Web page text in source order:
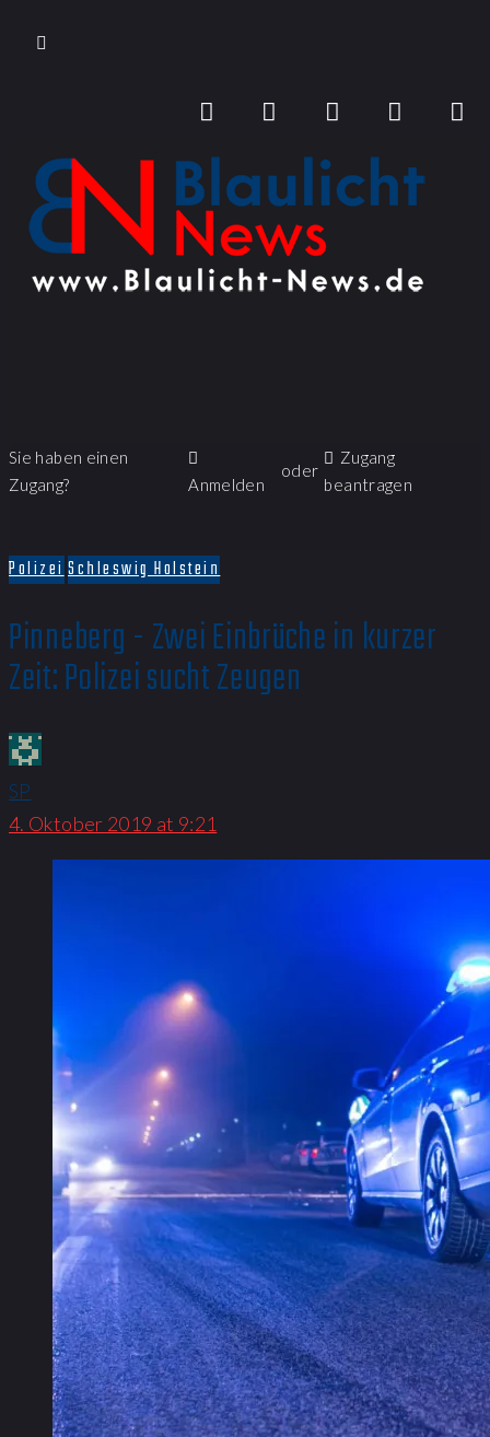
Sie haben einen
Zugang?
Anmelden
oder
Zugang
beantragen
PolizeiSchleswig Holstein
Pinneberg - Zwei Einbrüche in kurzer
Zeit: Polizei sucht Zeugen
SP
4. Oktober 2019 at 9:21